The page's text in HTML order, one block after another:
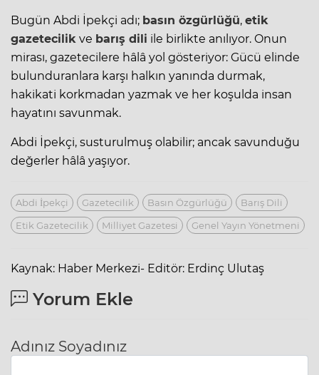
Bugün Abdi İpekçi adı; basın özgürlüğü, etik
gazetecilik ve barış dili ile birlikte anılıyor. Onun
mirası, gazetecilere hâlâ yol gösteriyor: Gücü elinde
bulunduranlara karşı halkın yanında durmak,
hakikati korkmadan yazmak ve her koşulda insan
hayatını savunmak.
Abdi İpekçi, susturulmuş olabilir; ancak savunduğu
değerler hâlâ yaşıyor.
Abdi İpekçi Gazetecilik Basın Özgürlüğü
Barış Dili
Etik Gazetecilik
Milliyet Gazetesi Genel Yayın Yönetmeni
Kaynak: Haber Merkezi- Editör: Erdinç Ulutaş
Yorum Ekle
Adınız Soyadınız